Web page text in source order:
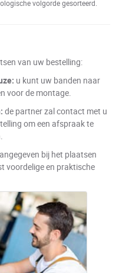
volgorde gesorteerd.
van uw bestelling:
u kunt uw banden naar
voor de montage.
de partner zal contact met u
om een afspraak te
bij het plaatsen
voordelige en praktische